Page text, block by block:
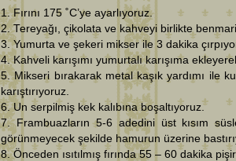
1. Fırını 175 ˚C’ye ayarlıyoruz.
2. Tereyağı, çikolata ve kahveyi birlikte
3. Yumurta ve şekeri mikser ile 3 dakika
4. Kahveli karışımı yumurtalı karışıma
5. Mikseri bırakarak metal kaşık yardımı ile
karıştırıyoruz.
6. Un serpilmiş kek kalıbına boşaltıyoruz.
7. Frambuazların 5-6 adedini üst kısım
görünmeyecek şekilde hamurun üzerine
8. Önceden ısıtılmış fırında 55 – 60 dakika